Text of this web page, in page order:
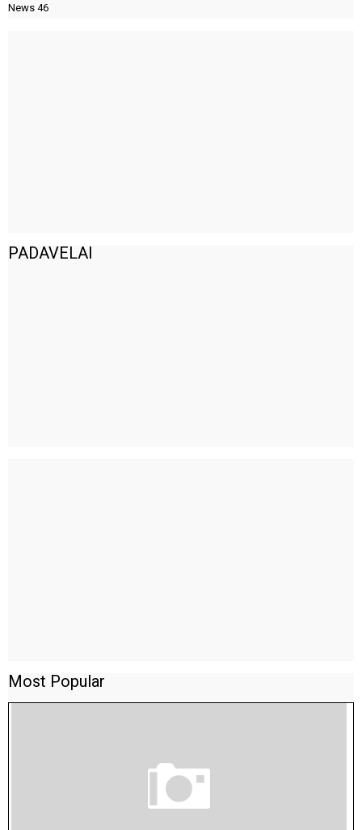
News 46
PADAVELAI
Most Popular